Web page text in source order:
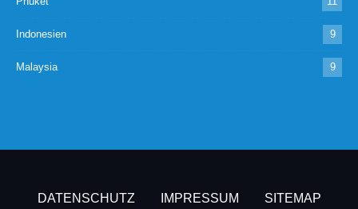
Indonesien 9
Malaysia 9
DATENSCHUTZ IMPRESSUM SITEMAP